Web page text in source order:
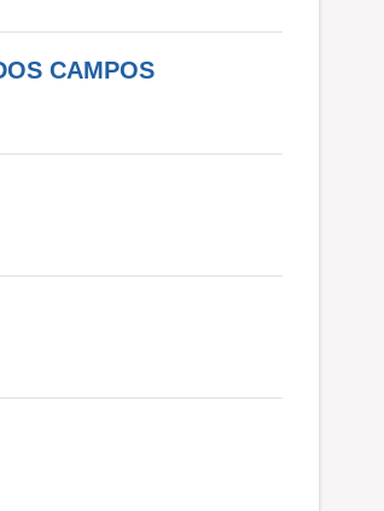
CAMPOS